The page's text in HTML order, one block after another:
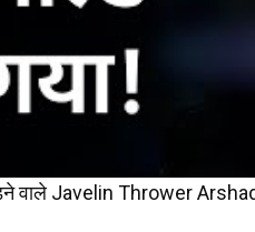
वाले Javelin Thrower